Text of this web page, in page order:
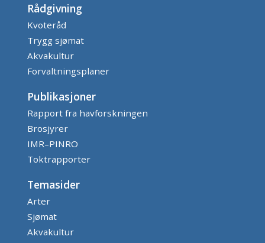
Rådgivning
Kvoteråd
Trygg sjømat
Akvakultur
Forvaltningsplaner
Publikasjoner
Rapport fra havforskningen
Brosjyrer
IMR–PINRO
Toktrapporter
Temasider
Arter
Sjømat
Akvakultur